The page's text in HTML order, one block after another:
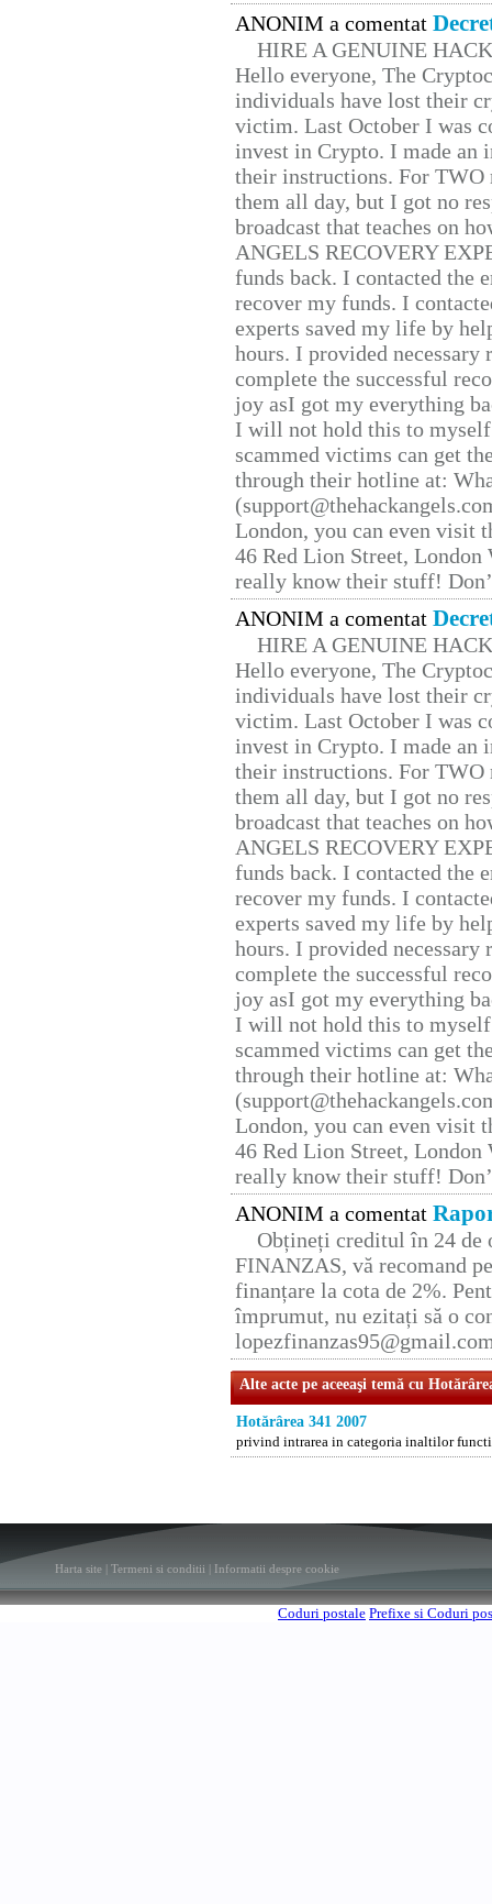
ANONIM a comentat
HIRE A GENUINE
Hello everyone, The
individuals have lost their
victim. Last October I was
invest in Crypto. I made
their instructions. For TWO
them all day, but I got no
broadcast that teaches on
ANGELS RECOVERY
funds back. I contacted the
recover my funds. I
experts saved my life by
hours. I provided
complete the successful
joy asI got my everything
I will not hold this to
scammed victims can get
through their hotline at:
London, you can even visit
46 Red Lion Street, London
really know their stuff!
ANONIM a comentat
HIRE A GENUINE
Hello everyone, The
individuals have lost their
victim. Last October I was
invest in Crypto. I made
their instructions. For TWO
them all day, but I got no
broadcast that teaches on
ANGELS RECOVERY
funds back. I contacted the
recover my funds. I
experts saved my life by
hours. I provided
complete the successful
joy asI got my everything
I will not hold this to
scammed victims can get
through their hotline at:
London, you can even visit
46 Red Lion Street, London
really know their stuff!
ANONIM a comentat
Obțineți creditul în 24 de
FINANZAS, vă recomand
finanțare la cota de 2%.
împrumut, nu ezitați să o
Alte acte pe aceeaşi temă cu
Hotărârea 341 2007
privind intrarea in categoria inaltilor
Harta site Termeni si conditii Informatii despre cookie
Coduri postale Prefixe si Coduri